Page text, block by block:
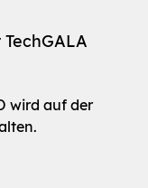
wird auf der